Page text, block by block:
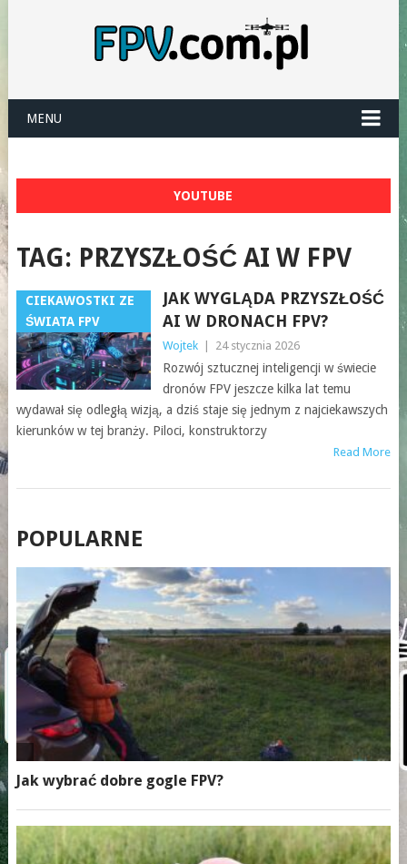
MENU
YOUTUBE
TAG: PRZYSZŁOŚĆ AI W FPV
CIEKAWOSTKI ZE
ŚWIATA FPV
JAK WYGLĄDA PRZYSZŁOŚĆ
AI W DRONACH FPV?
Wojtek 24 stycznia 2026
Rozwój sztucznej inteligencji w świecie
dronów FPV jeszcze kilka lat temu
wydawał się odległą wizją, a dziś staje się jednym z najciekawszych
kierunków w tej branży. Piloci, konstruktorzy
Read More
POSTS
NAVIGATION
POPULARNE